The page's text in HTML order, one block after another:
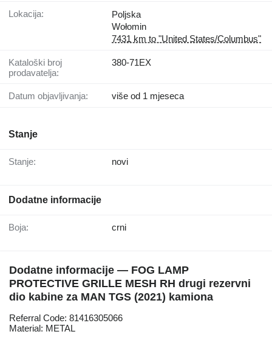
Lokacija:
Poljska
Wołomin
7431 km to "United States/Columbus"
Kataloški broj
prodavatelja:
380-71EX
Datum objavljivanja: više od 1 mjeseca
Stanje
Stanje: novi
Dodatne informacije
Boja: crni
Dodatne informacije — FOG LAMP
PROTECTIVE GRILLE MESH RH drugi rezervni
dio kabine za MAN TGS (2021) kamiona
Referral Code: 81416305066
Material: METAL